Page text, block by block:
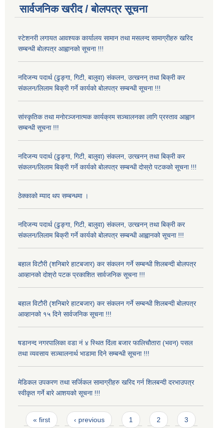
सार्वजनिक खरीद / बोलपत्र सूचना
स्टेशनरी लगायत आवश्यक कार्यालय सामान तथा मसलन्द सामाग्रीहरु खरिद
सम्बन्धी बोलपत्र आह्वानको सूचना !!!
नदिजन्य पदार्थ (ढुङ्गा, गिटी, बालुवा) संकलन, उत्खनन् तथा बिक्री कर
संकलन/लिलाम बिक्री गर्ने कार्यको बोलपत्र सम्बन्धी सूचना !!!
सांस्कृतिक तथा मनोरञ्जनात्मक कार्यक्रम सञ्चालनका लागि प्रस्ताव आह्वान
सम्बन्धी सूचना !!!
नदिजन्य पदार्थ (ढुङ्गा, गिटी, बालुवा) संकलन, उत्खनन् तथा बिक्री कर
संकलन/लिलाम बिक्री गर्ने कार्यको बोलपत्र सम्बन्धी दोस्रो पटकको सूचना !!!
ठेक्काको म्याद थप सम्बन्धमा ।
नदिजन्य पदार्थ (ढुङ्गा, गिटी, बालुवा) संकलन, उत्खनन् तथा बिक्री कर
संकलन/लिलाम बिक्री गर्ने कार्यको बोलपत्र सम्बन्धी आह्वानको सूचना !!!
बहाल विटौरी (शनिबारे हाटबजार) कर संकलन गर्ने सम्बन्धी शिलबन्दी बोलपत्र
आव्हानको दोश्रो पटक प्रकाशित सार्वजनिक सूचना !!!
बहाल विटौरी (शनिबारे हाटबजार) कर संकलन गर्ने सम्बन्धी शिलबन्दी बोलपत्र
आव्हानको १५ दिने सार्वजनिक सूचना !!!
षडानन्द नगरपालिका वडा नं ४ स्थित दिंला बजार फालिचौतारा (भवन) पसल
तथा व्यवसाय सञ्चालनार्थ भाडामा दिने सम्बन्धी सूचना !!!
मेडिकल उपकरण तथा सर्जिकल सामाग्रीहरु खरिद गर्न शिलबन्दी दरभाउपत्र
स्वीकृत गर्ने बारे आशयको सूचना !!!
Pages
« first ‹ previous 1 2 3